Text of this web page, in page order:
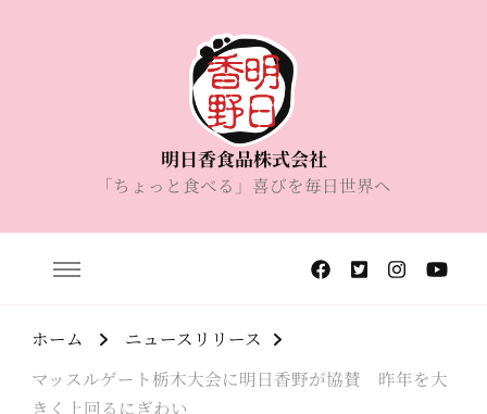
明日香食品株式会社
「ちょっと食べる」喜びを毎日世界へ
ホーム
ニュースリリース
マッスルゲート栃木大会に明日香野が協賛 昨年を大
きく上回るにぎわい